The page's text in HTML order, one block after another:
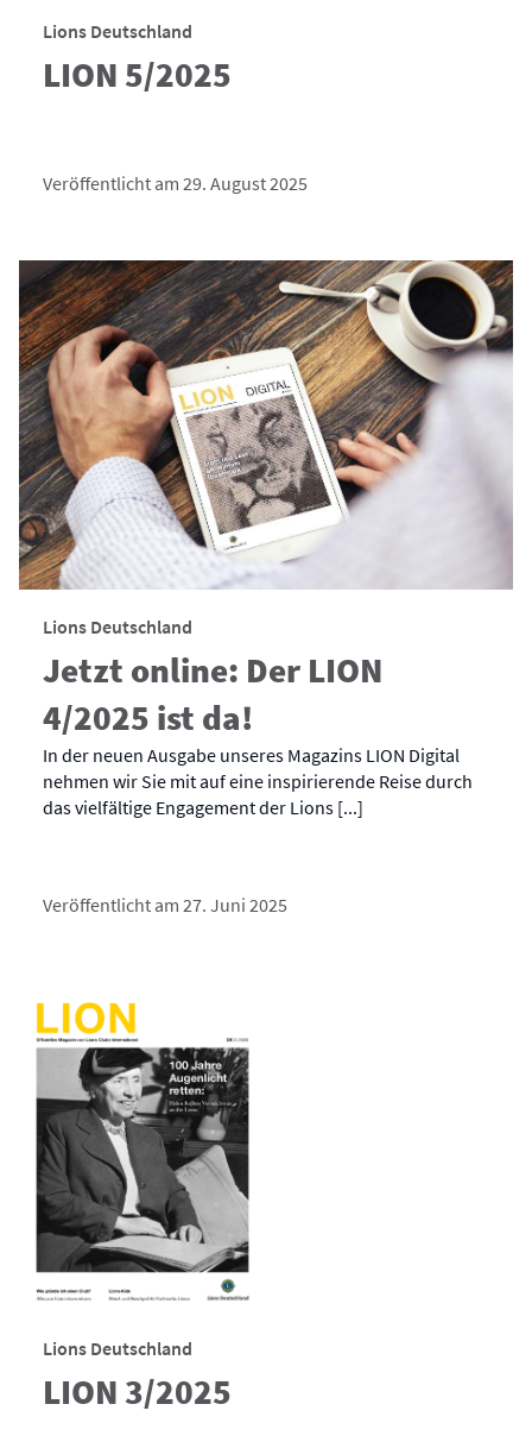
Lions Deutschland
LION 5/2025
Veröffentlicht am 29. August 2025
Lions Deutschland
Jetzt online: Der LION
4/2025 ist da!
In der neuen Ausgabe unseres Magazins LION Digital
nehmen wir Sie mit auf eine inspirierende Reise durch
das vielfältige Engagement der Lions [...]
Veröffentlicht am 27. Juni 2025
Lions Deutschland
LION 3/2025